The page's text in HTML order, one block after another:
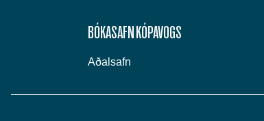
BÓKASAFN KÓPAVOGS
Aðalsafn